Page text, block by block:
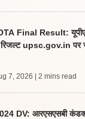
Final Result:
upsc.gov.in पर
7, 2026 | 2 mins read
DV: आरएसएसबी